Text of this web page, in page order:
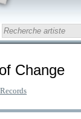
Change